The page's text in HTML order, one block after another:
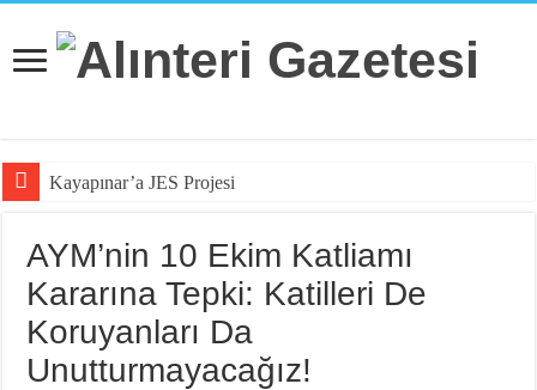
Kayapınar’a JES Projesi için Jan
AYM’nin 10 Ekim Katliamı
Kararına Tepki: Katilleri De
Koruyanları Da
Unutturmayacağız!